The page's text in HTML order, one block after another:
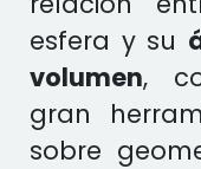
esfera y su
volumen,
gran
sobre